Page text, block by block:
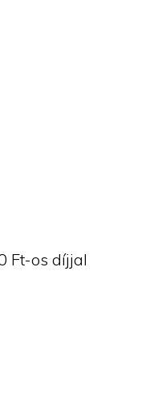
Ft-os díjjal